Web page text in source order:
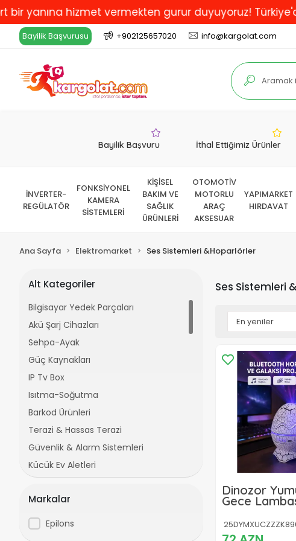
vermekten gurur duyuyoruz! Türkiye'de En İyi ve
Bayilik Başvurusu +902125657020 info@kargolat.com
Bayilik Başvuru İthal Ettiğimiz Ürünler
İNVERTER-
REGÜLATÖR
FONKSİYONEL
KAMERA
SİSTEMLERİ
KİŞİSEL
BAKIM VE
SAĞLIK
ÜRÜNLERİ
OTOMOTİV
MOTORLU
ARAÇ
AKSESUAR
YAPIMARKET
HIRDAVAT
Ana Sayfa Elektromarket Ses Sistemleri &Hoparlörler
Alt Kategoriler
Bilgisayar Yedek Parçaları
Akü Şarj Cihazları
Sehpa-Ayak
Güç Kaynakları
IP Tv Box
Isıtma-Soğutma
Barkod Ürünleri
Terazi & Hassas Terazi
Güvenlik & Alarm Sistemleri
Küçük Ev Aletleri
Çeşitli Elektronik Ürünler
Ses Sistemleri &Hoparlörler
Markalar
Epilons
Ses Sistemleri
Dinozor
Gece
Seçeneği